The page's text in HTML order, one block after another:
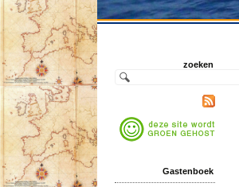
zoeken
Gastenboek